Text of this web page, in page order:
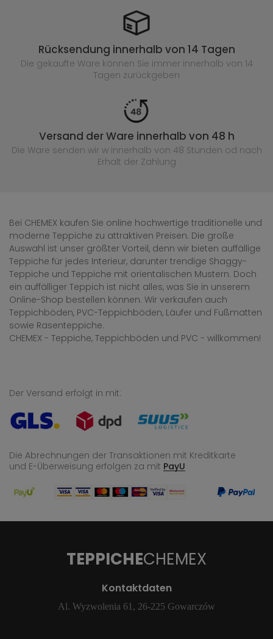
Rücksendung innerhalb von 14 Tagen
Die gekaufte Ware können Sie immer innerhalb von 14
Tagen zurückgeben
Versand der Ware innerhalb von 48 h
Die Ware senden wir w innerhalb von 48 Stunden od nach
Erhalt der Zahlung
Bei CHEMEX kaufen Sie online hochwertige traditionelle und
moderne Teppiche zu attraktiven Preisen. Die große
Auswahl ist unser größter Vorteil, denn wir bieten auffällige
Teppiche für jedes Interieur, darunter trendige Shaggy-
Teppiche und Teppiche mit orientalischen Mustern. Doch
ein auffälliger Teppich ist nicht alles, was Sie in unserem
Online-Shop bestellen können. Wir verkaufen auch
Teppichböden, PVC-Teppichböden, Läufer und Fußmatten
sowie Rasenteppiche.
CHEMEX - Teppiche, Teppichböden und PVC - willkommen!
Der Versand erfolgt in mit:
Die Abrechnungen der Transaktionen mit Kreditkarte
und E-Überweisung erfolgen za mit PayU
TEPPICHECHEMEX
Kontaktdaten
Al. Wyzwolenia 61, 26-225 Gowarczów